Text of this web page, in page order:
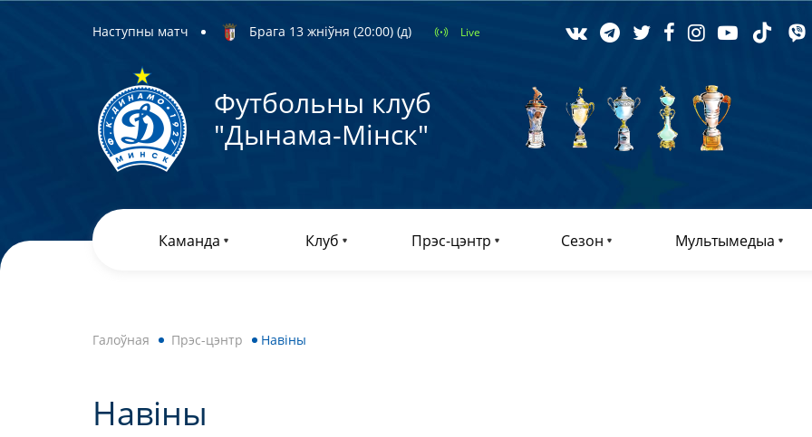
Наступны матч Брага 13 жніўня (20:00) (д) Live
Футбольны клуб
"Дынама-Мiнск"
Каманда Клуб Прэс-цэнтр Сезон Мультымедыа
Галоўная Прэс-цэнтр Навiны
Навiны